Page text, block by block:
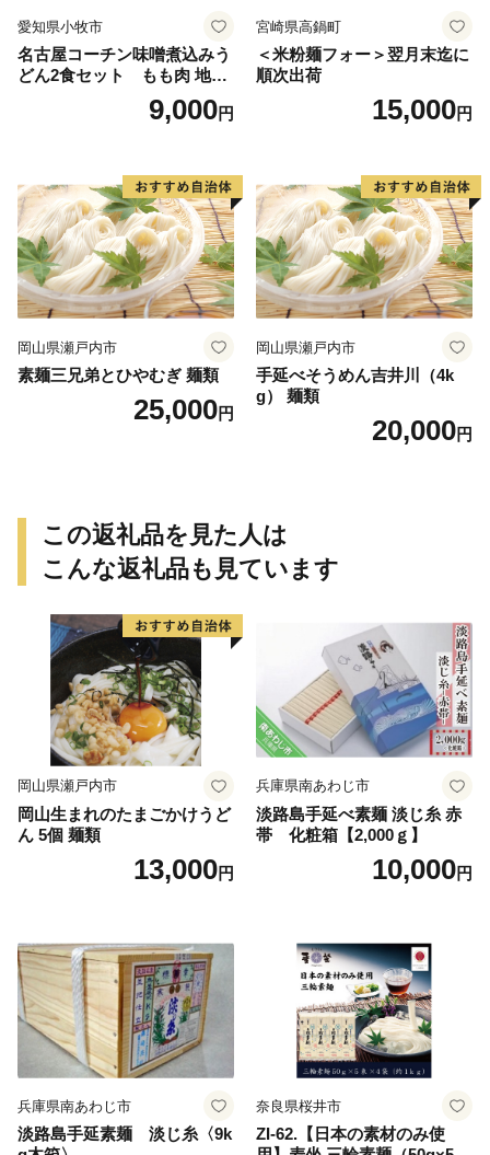
愛知県小牧市
名古屋コーチン味噌煮込みう
どん2食セット もも肉 地鶏
9,000円
宮崎県高鍋町
＜米粉麺フォー＞翌月末迄に
順次出荷
15,000円
岡山県瀬戸内市
素麺三兄弟とひやむぎ 麺類
25,000円
岡山県瀬戸内市
手延べそうめん吉井川（4k
g） 麺類
20,000円
この返礼品を見た人は
こんな返礼品も見ています
岡山県瀬戸内市
岡山生まれのたまごかけうど
ん 5個 麺類
13,000円
兵庫県南あわじ市
淡路島手延べ素麺 淡じ糸 赤
帯 化粧箱【2,000ｇ】
10,000円
兵庫県南あわじ市
淡路島手延素麺 淡じ糸〈9k
奈良県桜井市
ZI-62.【日本の素材のみ使